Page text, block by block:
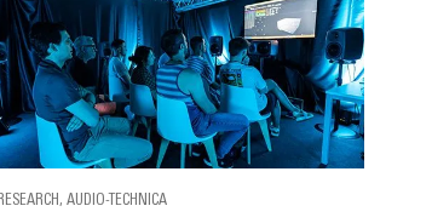
AUDIO-TECHNICA